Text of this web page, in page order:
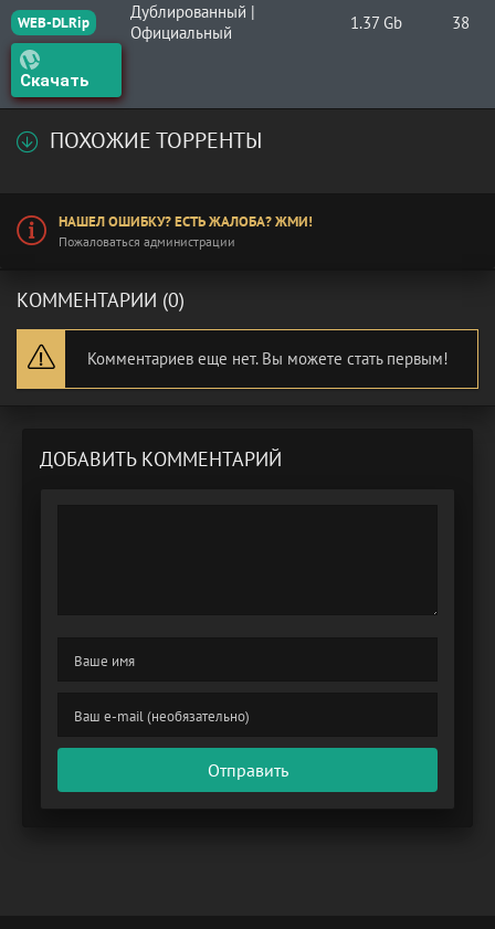
WEB-DLRip
Дублированный |
Официальный
1.37 Gb 38
Скачать
ПОХОЖИЕ ТОРРЕНТЫ
НАШЕЛ ОШИБКУ? ЕСТЬ ЖАЛОБА? ЖМИ!
Пожаловаться администрации
КОММЕНТАРИИ (0)
Комментариев еще нет. Вы можете стать первым!
ДОБАВИТЬ КОММЕНТАРИЙ
Отправить